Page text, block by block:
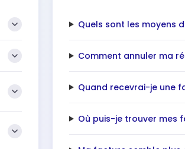
Quels sont les moyens
Comment annuler ma
Quand recevrai-je une
Où puis-je trouver mes